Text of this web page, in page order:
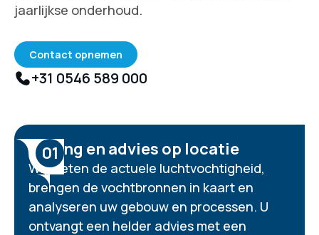
jaarlijkse onderhoud.
Contact opnemen
+31 0546 589 000
Meting en advies op locatie
Wij meten de actuele luchtvochtigheid,
brengen de vochtbronnen in kaart en
analyseren uw gebouw en processen. U
ontvangt een helder advies met een
01